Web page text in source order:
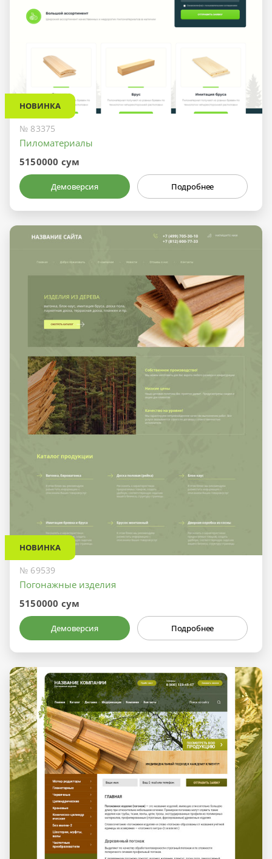
НОВИНКА
№ 83375
Пиломатериалы
5150000 сум
Демоверсия Подробнее
НОВИНКА
№ 69539
Погонажные изделия
5150000 сум
Демоверсия Подробнее